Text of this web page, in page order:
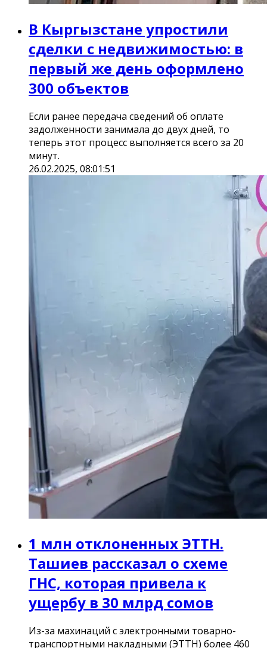
В Кыргызстане упростили
сделки с недвижимостью: в
первый же день оформлено
300 объектов
Если ранее передача сведений об оплате
задолженности занимала до двух дней, то
теперь этот процесс выполняется всего за 20
минут.
26.02.2025, 08:01:51
1 млн отклоненных ЭТТН.
Ташиев рассказал о схеме
ГНС, которая привела к
ущербу в 30 млрд сомов
Из-за махинаций с электронными товарно-
транспортными накладными (ЭТТН) более 460